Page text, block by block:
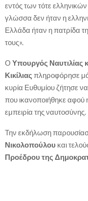
εντός των τότε
γλώσσα δεν ήταν η
Ελλάδα ήταν η πατρίδα
τους».
Ο Υπουργός Ναυτιλίας
Κικίλιας πληροφόρησε
κυρία Ευθυμίου ζήτησε
που ικανοποιήθηκε αφού
εμπειρία της ναυτοσύνης.
Την εκδήλωση
Νικολοπούλου και
Προέδρου της